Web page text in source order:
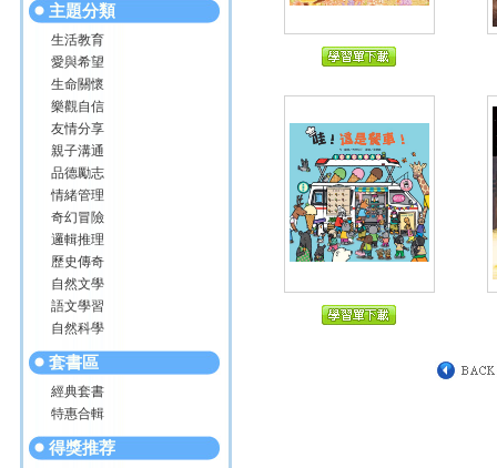
主題分類
生活教育
愛與希望
生命關懷
樂觀自信
友情分享
親子溝通
品德勵志
情緒管理
奇幻冒險
邏輯推理
歷史傳奇
自然文學
語文學習
自然科學
套書區
經典套書
特惠合輯
得獎推荐